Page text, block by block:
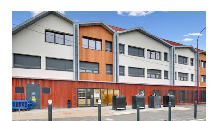
m² m²
Type de location
Colocation
Votre date d'entrée